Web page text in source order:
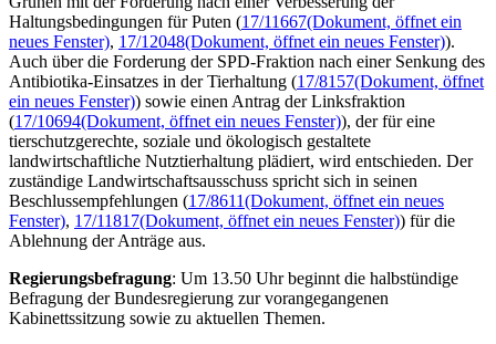
Haltungsbedingungen für Puten (17/11667(Dokument, öffnet ein
neues Fenster), 17/12048(Dokument, öffnet ein neues Fenster)).
Auch über die Forderung der SPD-Fraktion nach einer Senkung des
Antibiotika-Einsatzes in der Tierhaltung (17/8157(Dokument, öffnet
ein neues Fenster)) sowie einen Antrag der Linksfraktion
(17/10694(Dokument, öffnet ein neues Fenster)), der für eine
tierschutzgerechte, soziale und ökologisch gestaltete
landwirtschaftliche Nutztierhaltung plädiert, wird entschieden. Der
zuständige Landwirtschaftsausschuss spricht sich in seinen
Beschlussempfehlungen (17/8611(Dokument, öffnet ein neues
Fenster), 17/11817(Dokument, öffnet ein neues Fenster)) für die
Ablehnung der Anträge aus.
Regierungsbefragung: Um 13.50 Uhr beginnt die halbstündige
Befragung der Bundesregierung zur vorangegangenen
Kabinettssitzung sowie zu aktuellen Themen.